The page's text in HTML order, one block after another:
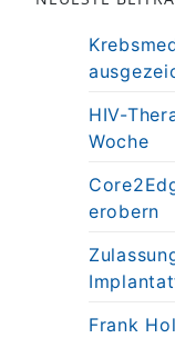
HIV-
Woche
erobern
Frank